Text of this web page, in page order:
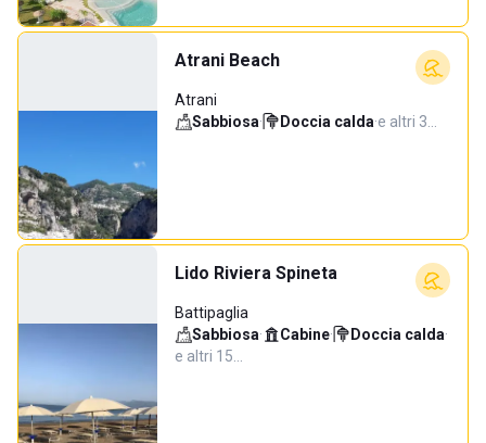
Atrani Beach
Atrani
Sabbiosa· Doccia calda·e altri 3…
Lido Riviera Spineta
Battipaglia
Sabbiosa· Cabine· Doccia calda·
e altri 15…